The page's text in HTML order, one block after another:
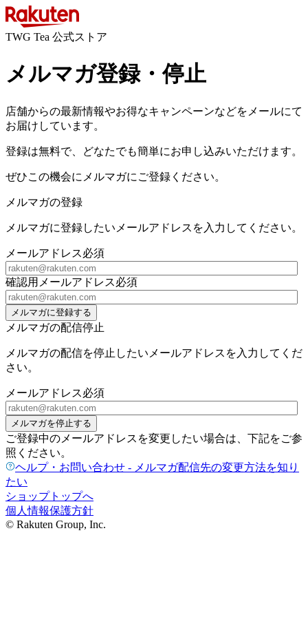
TWG Tea 公式ストア
メルマガ登録・停止
店舗からの最新情報やお得なキャンペーンなどをメールにて
お届けしています。
登録は無料で、どなたでも簡単にお申し込みいただけます。
ぜひこの機会にメルマガにご登録ください。
メルマガの登録
メルマガに登録したいメールアドレスを入力してください。
メールアドレス必須
確認用メールアドレス必須
メルマガに登録する
メルマガの配信停止
メルマガの配信を停止したいメールアドレスを入力してくだ
さい。
メールアドレス必須
メルマガを停止する
ご登録中のメールアドレスを変更したい場合は、下記をご参
照ください。
ヘルプ・お問い合わせ - メルマガ配信先の変更方法を知り
たい
ショップトップへ
個人情報保護方針
© Rakuten Group, Inc.